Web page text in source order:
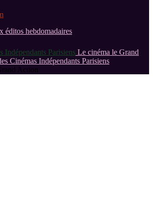
éditos hebdomadaires
Le cinéma le Grand
Cinémas Indépendants Parisiens
Action